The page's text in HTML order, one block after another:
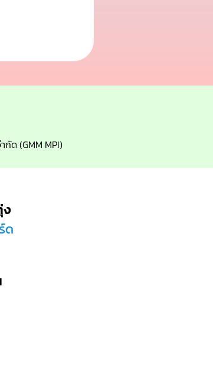
ด (GMM MPI)
ด